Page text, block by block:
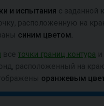
и испытания с заданной
расположенную на
синим цветом.
все точки границ контура
расположенный на
оранжевым